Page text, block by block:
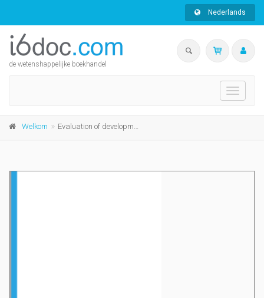
Nederlands
de wetenshappelijke boekhandel
Toggle
Welkom Evaluation of development research